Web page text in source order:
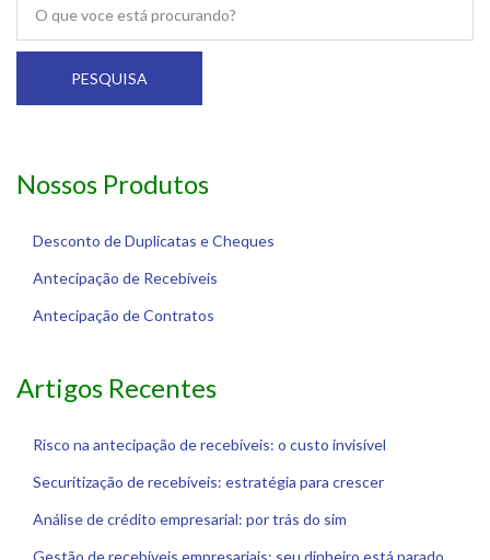
PESQUISA
Nossos Produtos
Desconto de Duplicatas e Cheques
Antecipação de Recebíveis
Antecipação de Contratos
Artigos Recentes
Risco na antecipação de recebíveis: o custo invisível
Securitização de recebíveis: estratégia para crescer
Análise de crédito empresarial: por trás do sim
Gestão de recebíveis empresariais: seu dinheiro está parado